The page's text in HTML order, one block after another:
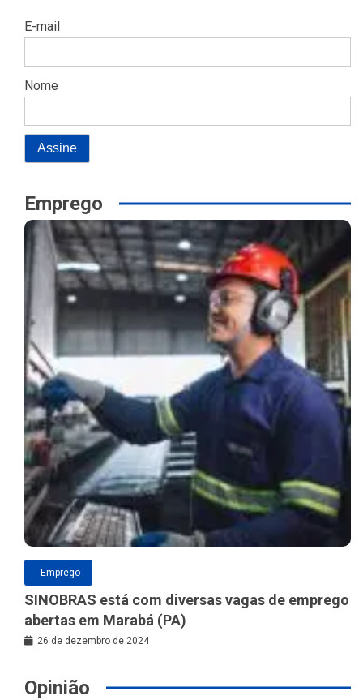
E-mail
Nome
Emprego
Emprego
SINOBRAS está com diversas vagas de emprego
abertas em Marabá (PA)
26 de dezembro de 2024
Opinião